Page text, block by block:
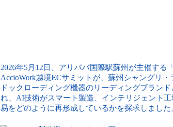
2026年5月12日、アリババ国際駅蘇州が主催する
AccioWork越境ECサミットが、蘇州シャングリ
ドックローディング機器のリーディングブラン
れ、AI技術がスマート製造、インテリジェント
易をどのように再形成しているかを探求しました